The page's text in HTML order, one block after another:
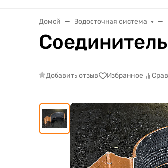
Домой Водосточная система
Добавить отзыв Избранное